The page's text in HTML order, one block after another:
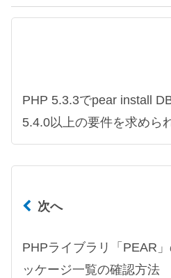
PHP 5.3.3でpear install
5.4.0以上の要件を求めら
次へ
PHPライブラリ「PEAR
ッケージ一覧の確認方法